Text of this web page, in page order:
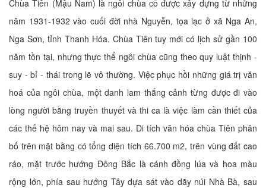
Chùa Tiên (Mậu Nam) là ngôi chùa cổ được xây dựng từ những
năm 1931-1932 vào cuối đời nhà Nguyễn, tọa lạc ở xã Nga An,
Nga Sơn, tỉnh Thanh Hóa. Chùa Tiên tuy mới có lịch sử gần 100
năm tồn tại, nhưng thực thể ngôi chùa cũng theo quy luật thịnh -
suy - bỉ - thái trong lẽ vô thường. Việc phục hồi những giá trị văn
hoá của ngôi chùa, một danh lam thắng cảnh từng được đi vào
lòng người bằng truyền thuyết và thi ca là việc làm cần thiết của
các thế hệ hôm nay và mai sau. Di tích văn hóa chùa Tiên phân
bố trên mặt bằng có tổng diện tích 66.700 m2, trên vùng đất cao
ráo, mặt trước hướng Đông Bắc là cánh đồng lúa và hoa màu
rộng lớn, phía sau hướng Tây dựa sát vào dãy núi Nhà Bà, sau